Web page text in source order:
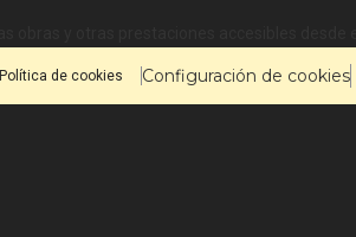
Política de cookies Configuración de cookies